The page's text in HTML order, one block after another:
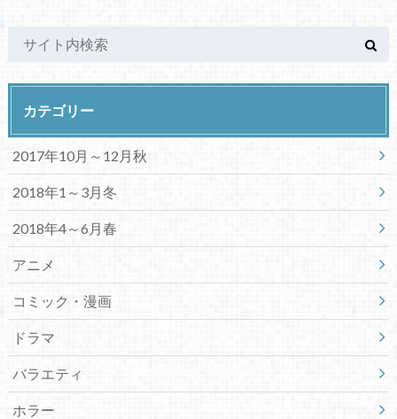
カテゴリー
2017年10月～12月秋
2018年1～3月冬
2018年4～6月春
アニメ
コミック・漫画
ドラマ
バラエティ
ホラー